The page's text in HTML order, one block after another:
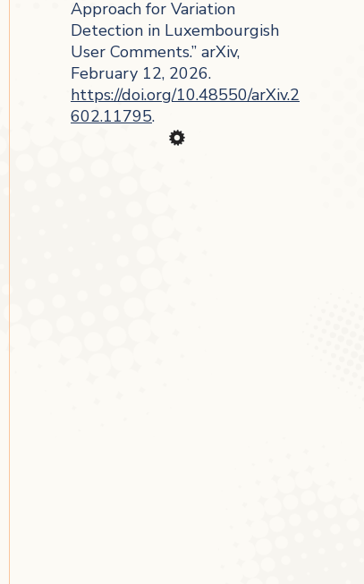
Approach for Variation
Detection in Luxembourgish
User Comments.” arXiv,
February 12, 2026.
https://doi.org/10.48550/arXiv.2
602.11795.